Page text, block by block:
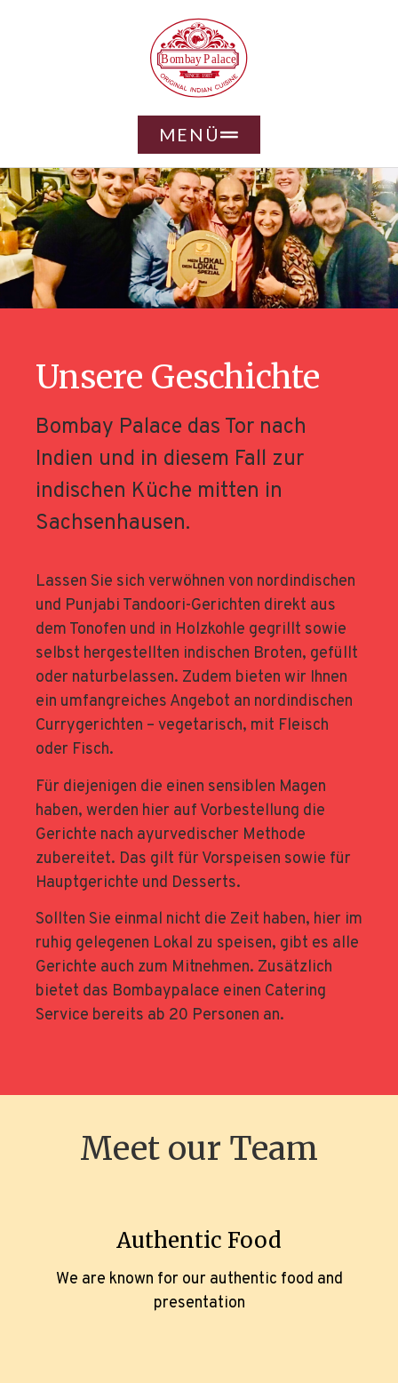
MENÜ
Unsere Geschichte
Bombay Palace das Tor nach
Indien und in diesem Fall zur
indischen Küche mitten in
Sachsenhausen.
Lassen Sie sich verwöhnen von nordindischen
und Punjabi Tandoori-Gerichten direkt aus
dem Tonofen und in Holzkohle gegrillt sowie
selbst hergestellten indischen Broten, gefüllt
oder naturbelassen. Zudem bieten wir Ihnen
ein umfangreiches Angebot an nordindischen
Currygerichten – vegetarisch, mit Fleisch
oder Fisch.
Für diejenigen die einen sensiblen Magen
haben, werden hier auf Vorbestellung die
Gerichte nach ayurvedischer Methode
zubereitet. Das gilt für Vorspeisen sowie für
Hauptgerichte und Desserts.
Sollten Sie einmal nicht die Zeit haben, hier im
ruhig gelegenen Lokal zu speisen, gibt es alle
Gerichte auch zum Mitnehmen. Zusätzlich
bietet das Bombaypalace einen Catering
Service bereits ab 20 Personen an.
Meet our Team
Authentic Food
We are known for our authentic food and
presentation